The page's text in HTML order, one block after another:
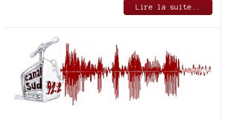
Lire la suite..